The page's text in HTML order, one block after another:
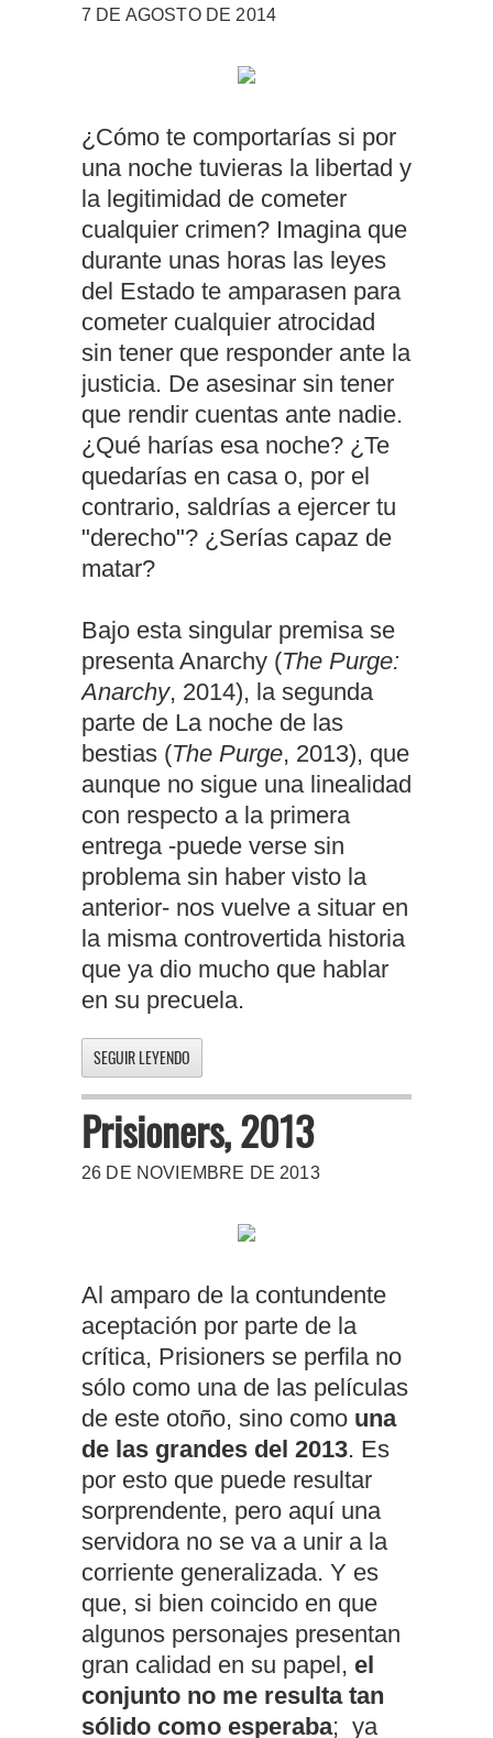
7 DE AGOSTO DE 2014
¿Cómo te comportarías si por
una noche tuvieras la libertad y
la legitimidad de cometer
cualquier crimen? Imagina que
durante unas horas las leyes
del Estado te amparasen para
cometer cualquier atrocidad
sin tener que responder ante la
justicia. De asesinar sin tener
que rendir cuentas ante nadie.
¿Qué harías esa noche? ¿Te
quedarías en casa o, por el
contrario, saldrías a ejercer tu
"derecho"? ¿Serías capaz de
matar?
Bajo esta singular premisa se
presenta Anarchy (The Purge:
Anarchy, 2014), la segunda
parte de La noche de las
bestias (The Purge, 2013), que
aunque no sigue una linealidad
con respecto a la primera
entrega -puede verse sin
problema sin haber visto la
anterior- nos vuelve a situar en
la misma controvertida historia
que ya dio mucho que hablar
en su precuela.
SEGUIR LEYENDO
Prisioners, 2013
26 DE NOVIEMBRE DE 2013
Al amparo de la contundente
aceptación por parte de la
crítica, Prisioners se perfila no
sólo como una de las películas
de este otoño, sino como una
de las grandes del 2013. Es
por esto que puede resultar
sorprendente, pero aquí una
servidora no se va a unir a la
corriente generalizada. Y es
que, si bien coincido en que
algunos personajes presentan
gran calidad en su papel, el
conjunto no me resulta tan
sólido como esperaba; ya